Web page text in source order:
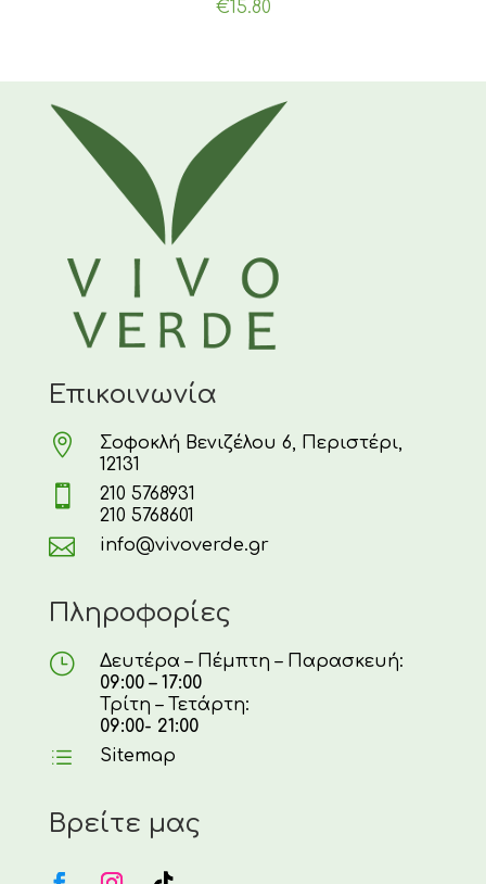
€15.80
Επικοινωνία

Σοφοκλή Βενιζέλου 6, Περιστέρι,
12131

210 5768931
210 5768601
 info@vivoverde.gr
Πληροφορίες
}
Δευτέρα – Πέμπτη – Παρασκευή:
09:00 – 17:00
Τρίτη – Τετάρτη:
09:00- 21:00
d Sitemap
Βρείτε μας